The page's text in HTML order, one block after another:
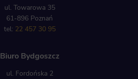
ul. Towarowa 35
61-896 Poznań
tel: 22 457 30 95
Biuro Bydgoszcz
ul. Fordońska 2